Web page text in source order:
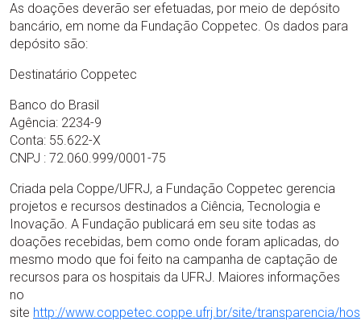
As doações deverão ser efetuadas, por meio de depósito
bancário, em nome da Fundação Coppetec. Os dados para
depósito são:
Destinatário Coppetec
Banco do Brasil
Agência: 2234-9
Conta: 55.622-X
CNPJ : 72.060.999/0001-75
Criada pela Coppe/UFRJ, a Fundação Coppetec gerencia
projetos e recursos destinados a Ciência, Tecnologia e
Inovação. A Fundação publicará em seu site todas as
doações recebidas, bem como onde foram aplicadas, do
mesmo modo que foi feito na campanha de captação de
recursos para os hospitais da UFRJ. Maiores informações
no
site http://www.coppetec.coppe.ufrj.br/site/transparencia/